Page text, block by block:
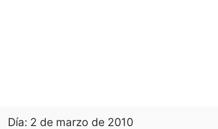
Día: 2 de marzo de 2010